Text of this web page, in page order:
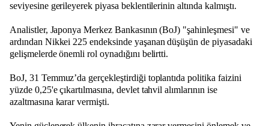
seviyesine gerileyerek piyasa beklentilerinin altında kalmıştı.
Analistler, Japonya Merkez Bankasının (BoJ) "şahinleşmesi" ve
ardından Nikkei 225 endeksinde yaşanan düşüşün de piyasadaki
gelişmelerde önemli rol oynadığını belirtti.
BoJ, 31 Temmuz’da gerçekleştirdiği toplantıda politika faizini
yüzde 0,25'e çıkartılmasına, devlet tahvil alımlarının ise
azaltmasına karar vermişti.